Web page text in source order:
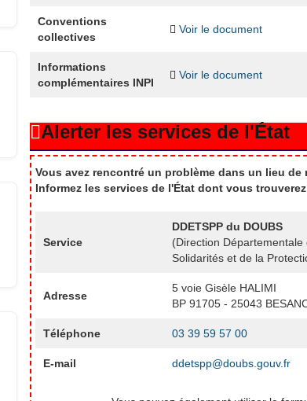
Conventions
collectives
Voir le document
Informations
complémentaires INPI
Voir le document
Alerter les services de l'État
Vous avez rencontré un problème dans un lieu de
Informez les services de l'État dont vous
Service
DDETSPP du DOUBS
(Direction
Solidarités et de la
Adresse
5 voie Gisèle HALIMI
BP 91705 - 25043
Téléphone 03 39 59 57 00
E-mail ddetspp@doubs.gouv.fr